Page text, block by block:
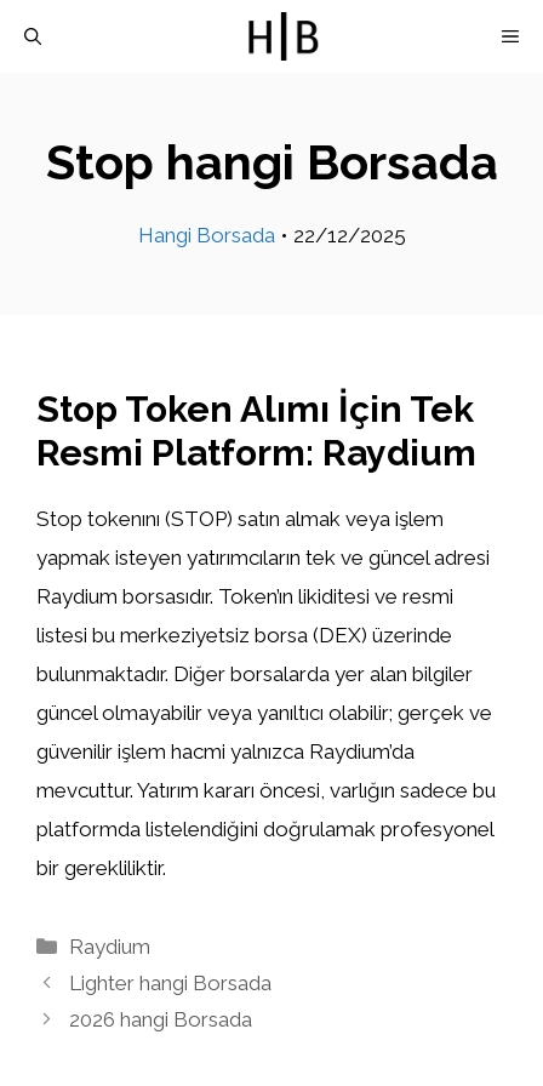
Stop hangi Borsada
Hangi Borsada • 22/12/2025
Stop Token Alımı İçin Tek
Resmi Platform: Raydium
Stop tokenını (STOP) satın almak veya işlem
yapmak isteyen yatırımcıların tek ve güncel adresi
Raydium borsasıdır. Token’ın likiditesi ve resmi
listesi bu merkeziyetsiz borsa (DEX) üzerinde
bulunmaktadır. Diğer borsalarda yer alan bilgiler
güncel olmayabilir veya yanıltıcı olabilir; gerçek ve
güvenilir işlem hacmi yalnızca Raydium’da
mevcuttur. Yatırım kararı öncesi, varlığın sadece bu
platformda listelendiğini doğrulamak profesyonel
bir gerekliliktir.
Kategoriler
Raydium
Lighter hangi Borsada
2026 hangi Borsada